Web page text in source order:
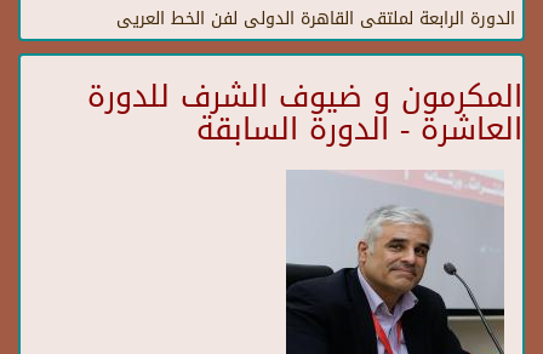
الدورة الرابعة لملتقى القاهرة الدولى لفن الخط العريى
المكرمون و ضيوف الشرف للدورة
العاشرة - الدورة السابقة